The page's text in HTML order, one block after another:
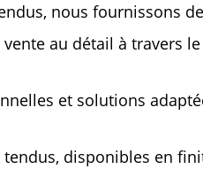
nous fournissons
au détail à travers
et solutions
disponibles en